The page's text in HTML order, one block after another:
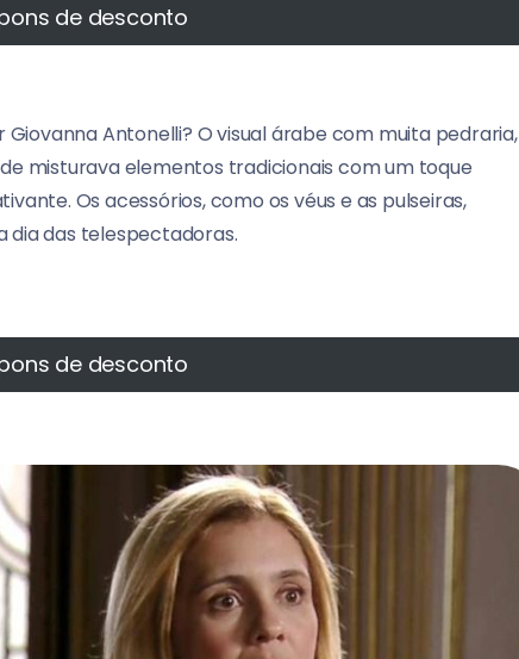
de desconto
Antonelli? O visual árabe com muita pedraria,
misturava elementos tradicionais com um toque
Os acessórios, como os véus e as pulseiras,
dia das telespectadoras.
de desconto